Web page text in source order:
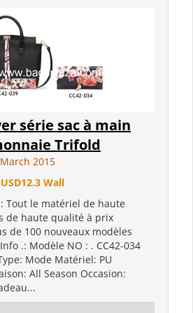
série sac à main
Trifold
2015
Wall
Tout le matériel de haute
de haute qualité à prix
de 100 nouveaux modèles
.: Modèle NO : . CC42-034
Mode Matériel: PU
All Season Occasion: